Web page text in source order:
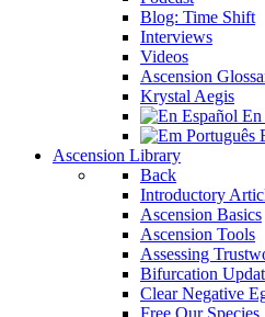
Blog: Time Shift
Interviews
Videos
Ascension
Krystal Aegis
En
Ascension Library
Back
Introductory
Ascension Basics
Ascension Tools
Assessing
Bifurcation
Clear Negative
Free Our Species